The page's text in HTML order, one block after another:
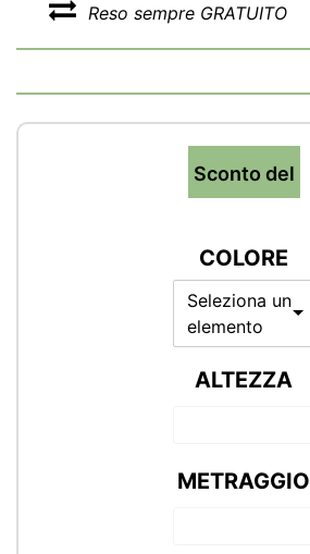
Reso sempre GRATUITO
Sconto del
COLORE
Seleziona un
elemento
ALTEZZA
METRAGGIO